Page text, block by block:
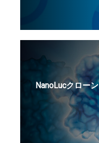
NanoLucクローン